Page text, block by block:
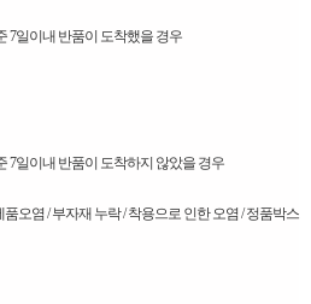
7일이내 반품이 도착했을 경우
7일이내 반품이 도착하지 않았을 경우
오염 / 부자재 누락 / 착용으로 인한 오염 / 정품박스